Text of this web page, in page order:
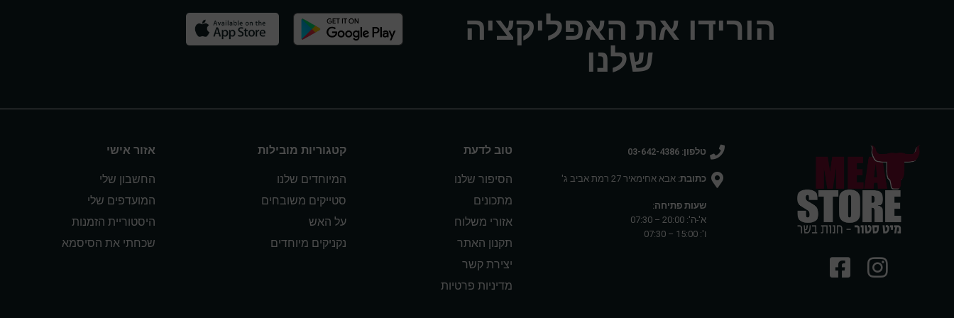
הורידו את האפליקציה
שלנו
טלפון: 03-642-4386
כתובת:אבא אחימאיר 27 רמת אביב ג'
שעות פתיחה:
א'-ה': 20:00 – 07:30
ו': 15:00 – 07:30
טוב לדעת
הסיפור שלנו
מתכונים
אזורי משלוח
תקנון האתר
יצירת קשר
מדיניות פרטיות
קטגוריות מובילות
המיוחדים שלנו
סטייקים משובחים
על האש
נקניקים מיוחדים
אזור אישי
החשבון שלי
המועדפים שלי
היסטוריית הזמנות
שכחתי את הסיסמא